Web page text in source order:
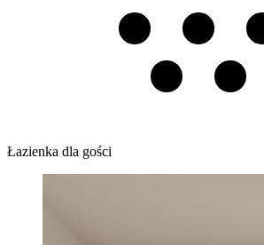
Łazienka dla gości